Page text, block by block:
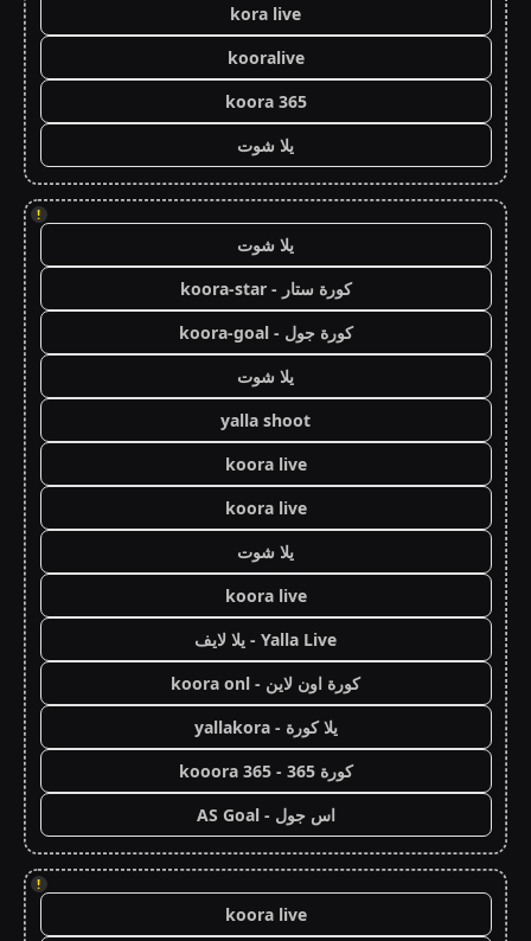
kora live
kooralive
koora 365
يلا شوت
!
يلا شوت
كورة ستار - koora-star
كورة جول - koora-goal
يلا شوت
yalla shoot
koora live
koora live
يلا شوت
koora live
Yalla Live - يلا لايف
كورة اون لاين - koora onl
يلا كورة - yallakora
كورة 365 - kooora 365
اس جول - AS Goal
!
koora live